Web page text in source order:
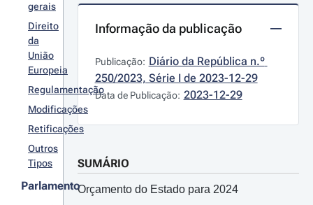
gerais
Direito
da
União
Europeia
Regulamentação
Modificações
Retificações
Outros
Tipos
Parlamento
Informação da publicação
Publicação: Diário da República n.º
250/2023, Série I de 2023-12-29
Data de Publicação: 2023-12-29
SUMÁRIO
Orçamento do Estado para 2024